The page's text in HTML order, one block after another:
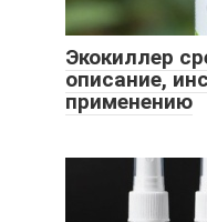
Экокиллер
описание,
применению